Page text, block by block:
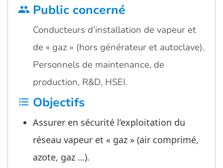
group Public concerné
Conducteurs d’installation de vapeur et
de « gaz » (hors générateur et autoclave).
Personnels de maintenance, de
production, R&D, HSEI.
format_list_bulleted Objectifs
Assurer en sécurité l’exploitation du
réseau vapeur et « gaz » (air comprimé,
azote, gaz …).